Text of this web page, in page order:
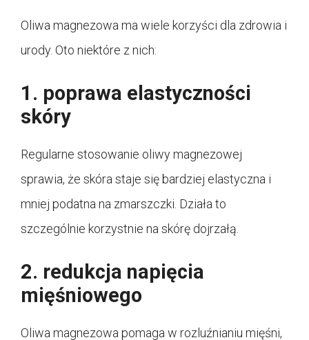
Oliwa magnezowa ma wiele korzyści dla zdrowia i
urody. Oto niektóre z nich:
1. poprawa elastyczności
skóry
Regularne stosowanie oliwy magnezowej
sprawia, że skóra staje się bardziej elastyczna i
mniej podatna na zmarszczki. Działa to
szczególnie korzystnie na skórę dojrzałą.
2. redukcja napięcia
mięśniowego
Oliwa magnezowa pomaga w rozluźnianiu mięśni,